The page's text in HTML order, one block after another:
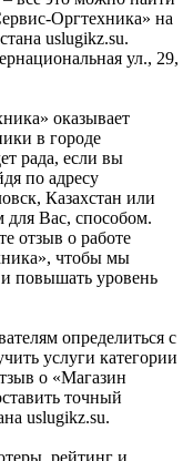
Оргтехника» на
uslugikz.su.
ул., 29,
оказывает
в городе
рада, если вы
по адресу
Казахстан или
Вас, способом.
отзыв о работе
чтобы мы
и повышать уровень
определиться с
услуги категории
о «Магазин
точный
uslugikz.su.